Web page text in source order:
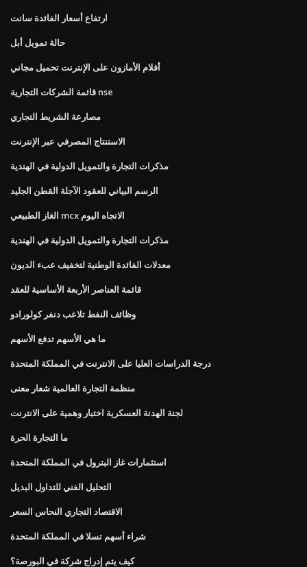
ارتفاع أسعار الفائدة سانت
حالة تمويل أبل
أفلام الأمازون على الإنترنت تحميل مجاني
قائمة الشركات التجارية nse
مصارعة الشريط التجاري
الاستنتاج المصرفي عبر الإنترنت
مذكرات التجارة والتمويل الدولية في الهندية
الرسم البياني للعقود الآجلة القطن الجليد
الغاز الطبيعي mcx الاتجاه اليوم
مذكرات التجارة والتمويل الدولية في الهندية
معدلات الفائدة الوطنية لتخفيف عبء الديون
قائمة العناصر الأربعة الأساسية للعقد
وظائف النفط تلاعب دنفر كولورادو
ما هي الأسهم تدفع الأسهم
درجة الدراسات العليا على الانترنت في المملكة المتحدة
منظمة التجارة العالمية شعار معنى
لجنة الهدنة العسكرية اختبار وهمية على الانترنت
ما التجارة الحرة
استثمارات غاز البترول في المملكة المتحدة
التحليل الفني للتداول البديل
الاقتصاد التجاري النحاس السعر
شراء أسهم تسلا في المملكة المتحدة
كيف يتم إدراج شركة في البورصة؟